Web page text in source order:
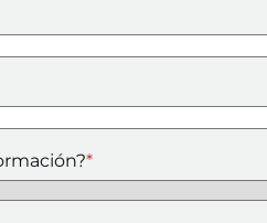
*